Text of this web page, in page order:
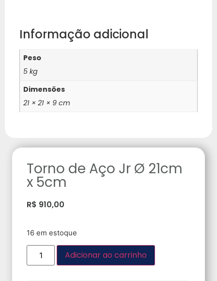
Informação adicional
Peso
5 kg
Dimensões
21 × 21 × 9 cm
Torno de Aço Jr Ø 21cm
x 5cm
R$ 910,00
16 em estoque
Adicionar ao carrinho